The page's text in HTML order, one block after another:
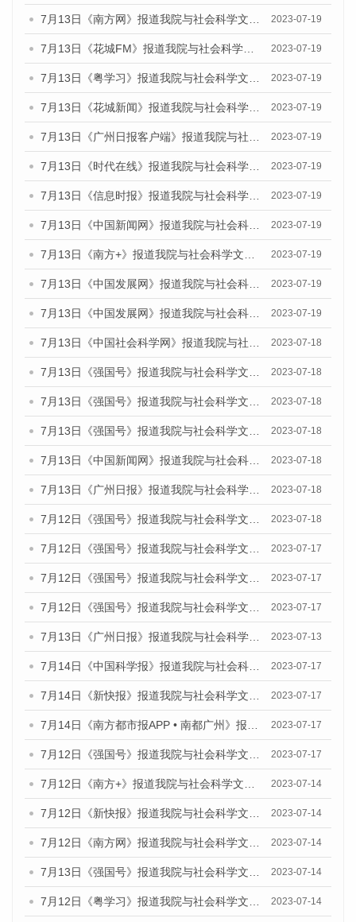
7月13日《南方网》报道我院与社会科学文献出版社联合发布了《广州蓝皮书：广州城乡融合发展报告（2023）》的媒体文章 2023-07-19
7月13日《花城FM》报道我院与社会科学文献出版社联合发布了《广州蓝皮书：广州城乡融合发展报告（2023）》的媒体文章 2023-07-19
7月13日《粤学习》报道我院与社会科学文献出版社联合发布的《广州蓝皮书：广州城乡融合发展报告（2023）》媒体文章 2023-07-19
7月13日《花城新闻》报道我院与社会科学文献出版社联合发布了《广州蓝皮书：广州城乡融合发展报告（2023）》的媒体文章 2023-07-19
7月13日《广州日报客户端》报道我院与社会科学文献出版社联合发布了《广州蓝皮书：广州城乡融合发展报告（2023）》的媒体文章 2023-07-19
7月13日《时代在线》报道我院与社会科学文献出版社联合发布了《广州蓝皮书：广州城乡融合发展报告（2023）》的媒体文章 2023-07-19
7月13日《信息时报》报道我院与社会科学文献出版社联合发布了《广州蓝皮书：广州城乡融合发展报告（2023）》的媒体文章 2023-07-19
7月13日《中国新闻网》报道我院与社会科学文献出版社联合发布了《广州蓝皮书：广州城乡融合发展报告（2023）》的媒体文章 2023-07-19
7月13日《南方+》报道我院与社会科学文献出版社联合发布了《广州蓝皮书：广州城乡融合发展报告（2023）》的媒体文章 2023-07-19
7月13日《中国发展网》报道我院与社会科学文献出版社联合发布了《广州蓝皮书：广州城乡融合发展报告（2023）》的媒体文章 2023-07-19
7月13日《中国发展网》报道我院与社会科学文献出版社联合发布了《广州蓝皮书：广州城乡融合发展报告（2023）》的媒体文章 2023-07-19
7月13日《中国社会科学网》报道我院与社会科学文献出版社联合发布了《广州蓝皮书：广州城乡融合发展报告（2023）》的媒体文章 2023-07-18
7月13日《强国号》报道我院与社会科学文献出版社联合发布了《广州蓝皮书：广州城乡融合发展报告（2023）》的媒体文章 2023-07-18
7月13日《强国号》报道我院与社会科学文献出版社联合发布了《广州蓝皮书：广州城乡融合发展报告（2023）》的媒体文章 2023-07-18
7月13日《强国号》报道我院与社会科学文献出版社联合发布了《广州蓝皮书：广州城乡融合发展报告（2023）》的媒体文章 2023-07-18
7月13日《中国新闻网》报道我院与社会科学文献出版社联合发布了《广州蓝皮书：广州经济发展报告（2023）》的媒体文章 2023-07-18
7月13日《广州日报》报道我院与社会科学文献出版社联合发布了《广州蓝皮书：广州经济发展报告（2023）》的媒体文章 2023-07-18
7月12日《强国号》报道我院与社会科学文献出版社联合发布的《广州蓝皮书：广州经济发展报告（2023）》的媒体文章 2023-07-18
7月12日《强国号》报道我院与社会科学文献出版社联合发布的《广州蓝皮书：广州经济发展报告（2023）》的媒体文章 2023-07-17
7月12日《强国号》报道我院与社会科学文献出版社联合发布的《广州蓝皮书：广州经济发展报告（2023）》的媒体文章 2023-07-17
7月12日《强国号》报道我院与社会科学文献出版社联合发布的《广州蓝皮书：广州经济发展报告（2023）》的媒体文章 2023-07-17
7月13日《广州日报》报道我院与社会科学文献出版社联合发布了《广州蓝皮书：广州经济发展报告（2023）》的视频采访 2023-07-13
7月14日《中国科学报》报道我院与社会科学文献出版社联合发布《广州蓝皮书：广州城乡融合发展报告（2023）》的媒体文章 2023-07-17
7月14日《新快报》报道我院与社会科学文献出版社联合发布《广州蓝皮书：广州城乡融合发展报告（2023）》的媒体文章 2023-07-17
7月14日《南方都市报APP • 南都广州》报道我院与社会科学文献出版社联合发布《广州蓝皮书：广州城乡融合发展报告（2023）》的媒体文章 2023-07-17
7月12日《强国号》报道我院与社会科学文献出版社联合发布的《广州蓝皮书：广州经济发展报告（2023）》的媒体文章 2023-07-17
7月12日《南方+》报道我院与社会科学文献出版社联合发布的《广州蓝皮书：广州经济发展报告（2023）》的媒体文章 2023-07-14
7月12日《新快报》报道我院与社会科学文献出版社联合发布的《广州蓝皮书：广州经济发展报告（2023）》的媒体文章 2023-07-14
7月12日《南方网》报道我院与社会科学文献出版社联合发布了《广州蓝皮书：广州经济发展报告（2023）》的媒体文章 2023-07-14
7月13日《强国号》报道我院与社会科学文献出版社联合发布了《广州蓝皮书：广州城乡融合发展报告（2023）》的媒体文章 2023-07-14
7月12日《粤学习》报道我院与社会科学文献出版社联合发布的《广州蓝皮书：广州经济发展报告（2023）》媒体文章 2023-07-14